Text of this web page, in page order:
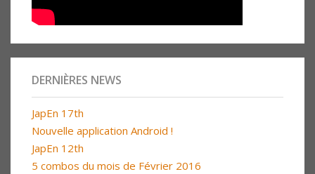
DERNIÈRES NEWS
JapEn 17th
Nouvelle application Android !
JapEn 12th
5 combos du mois de Février 2016